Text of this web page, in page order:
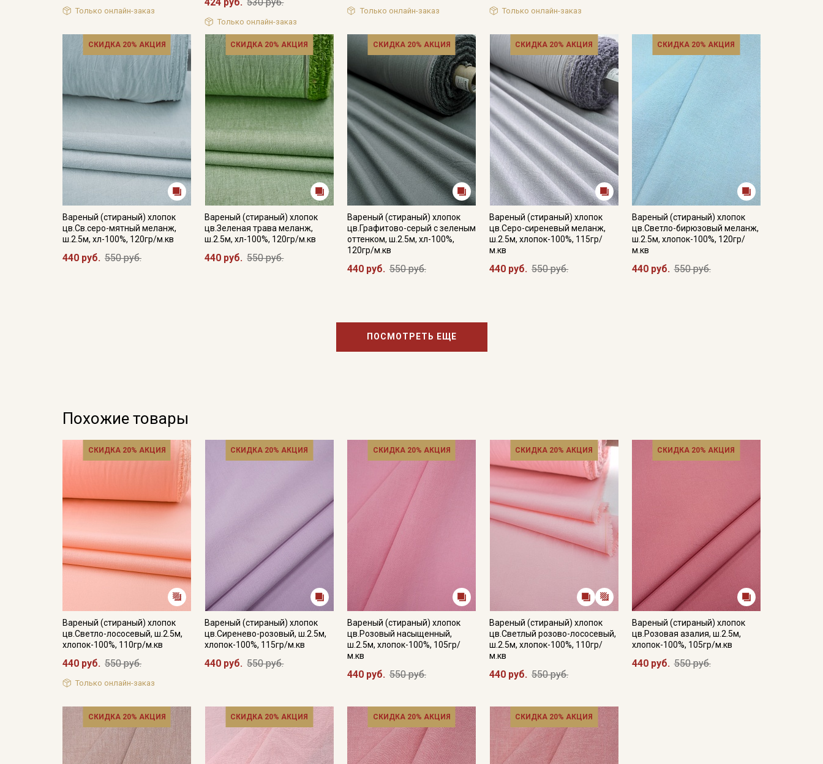
Только онлайн-заказ
Только онлайн-заказ
Только онлайн-заказ Только онлайн-заказ
СКИДКА 20% АКЦИЯ
Вареный (стираный) хлопок
цв.Св.серо-мятный меланж,
ш.2.5м, хл-100%, 120гр/м.кв
440 руб. 550 руб.
СКИДКА 20% АКЦИЯ
Вареный (стираный) хлопок
цв.Зеленая трава меланж,
ш.2.5м, хл-100%, 120гр/м.кв
440 руб. 550 руб.
СКИДКА 20% АКЦИЯ
Вареный (стираный) хлопок
цв.Графитово-серый с зеленым
оттенком, ш.2.5м, хл-100%,
120гр/м.кв
440 руб. 550 руб.
СКИДКА 20% АКЦИЯ
Вареный (стираный) хлопок
цв.Серо-сиреневый меланж,
ш.2.5м, хлопок-100%, 115гр/
м.кв
440 руб. 550 руб.
СКИДКА 20% АКЦИЯ
Вареный (стираный) хлопок
цв.Светло-бирюзовый меланж,
ш.2.5м, хлопок-100%, 120гр/
м.кв
440 руб. 550 руб.
ПОСМОТРЕТЬ ЕЩЕ
Похожие товары
СКИДКА 20% АКЦИЯ
Вареный (стираный) хлопок
цв.Светло-лососевый, ш.2.5м,
хлопок-100%, 110гр/м.кв
440 руб. 550 руб.
Только онлайн-заказ
СКИДКА 20% АКЦИЯ
Вареный (стираный) хлопок
цв.Сиренево-розовый, ш.2.5м,
хлопок-100%, 115гр/м.кв
440 руб. 550 руб.
СКИДКА 20% АКЦИЯ
Вареный (стираный) хлопок
цв.Розовый насыщенный,
ш.2.5м, хлопок-100%, 105гр/
м.кв
440 руб. 550 руб.
СКИДКА 20% АКЦИЯ
Вареный (стираный) хлопок
цв.Светлый розово-лососевый,
ш.2.5м, хлопок-100%, 110гр/
м.кв
440 руб. 550 руб.
СКИДКА 20% АКЦИЯ
Вареный (стираный) хлопок
цв.Розовая азалия, ш.2.5м,
хлопок-100%, 105гр/м.кв
440 руб. 550 руб.
СКИДКА 20% АКЦИЯ СКИДКА 20% АКЦИЯ СКИДКА 20% АКЦИЯ СКИДКА 20% АКЦИЯ
данных
ДаюСогласие на получение рекламных и
информационных рассылок